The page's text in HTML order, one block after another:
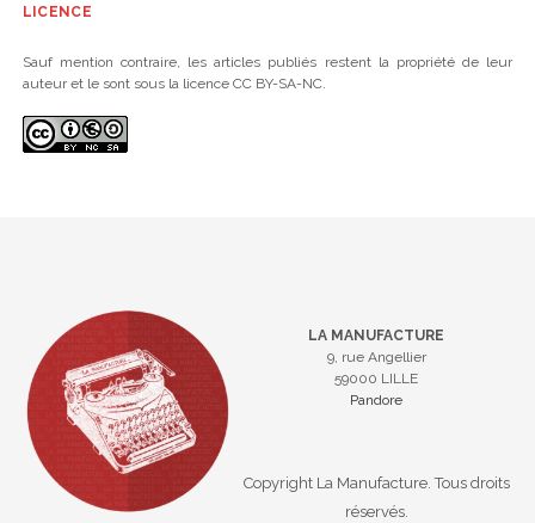
LICENCE
Sauf mention contraire, les articles publiés restent la propriété de leur
auteur et le sont sous la licence CC BY-SA-NC.
LA MANUFACTURE
9, rue Angellier
59000 LILLE
Pandore
Copyright La Manufacture. Tous droits
réservés.